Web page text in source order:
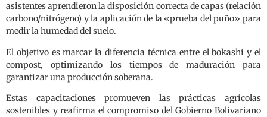
asistentes aprendieron la disposición correcta de capas (relación
carbono/nitrógeno) y la aplicación de la «prueba del puño» para
medir la humedad del suelo.
El objetivo es marcar la diferencia técnica entre el bokashi y el
compost, optimizando los tiempos de maduración para
garantizar una producción soberana.
Estas capacitaciones promueven las prácticas agrícolas
sostenibles y reafirma el compromiso del Gobierno Bolivariano